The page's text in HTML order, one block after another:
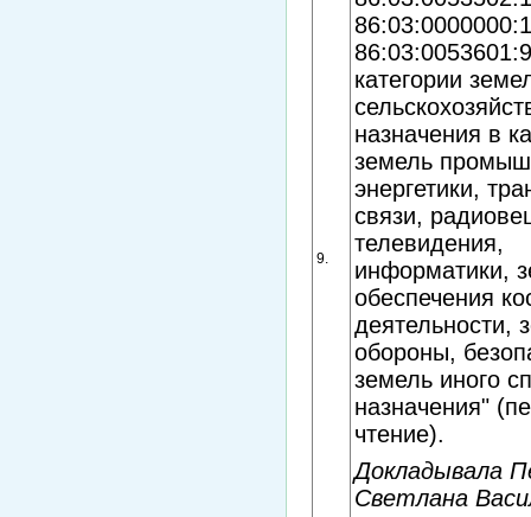
9.
категории
назначения в
земель
энергетики,
связи,
телевидения,
информатики,
обеспечения
деятельности,
обороны,
земель иного
назначения"
чтение).
Докладывала
Светлана